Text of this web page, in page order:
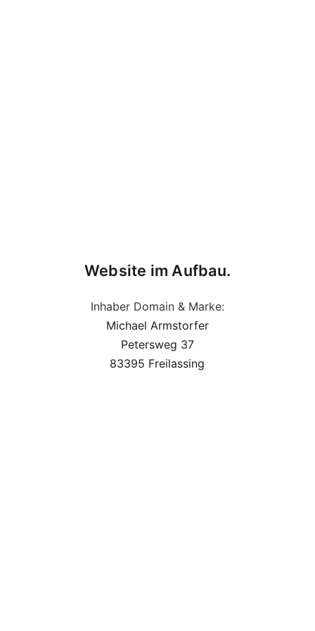
Website im Aufbau.
Inhaber Domain & Marke:
Michael Armstorfer
Petersweg 37
83395 Freilassing